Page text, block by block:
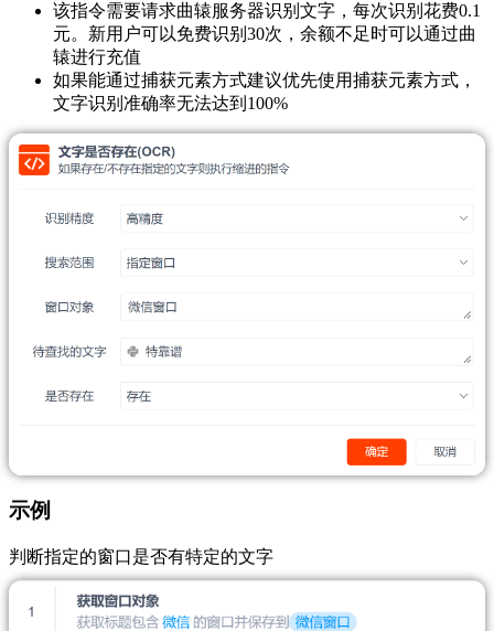
该指令需要请求曲辕服务器识别文字，每次识别花费0.1
元。新用户可以免费识别30次，余额不足时可以通过曲
辕进行充值
如果能通过捕获元素方式建议优先使用捕获元素方式，
文字识别准确率无法达到100%
示例
判断指定的窗口是否有特定的文字